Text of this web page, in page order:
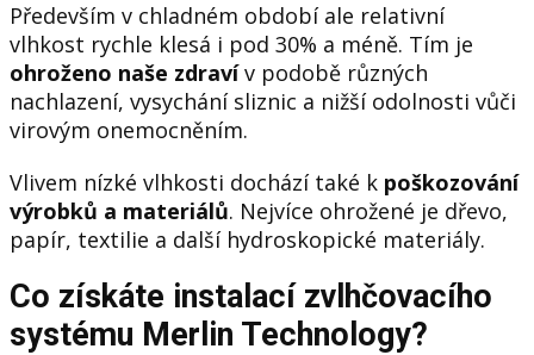
Především v chladném období ale relativní
vlhkost rychle klesá i pod 30% a méně. Tím je
ohroženo naše zdravív podobě různých
nachlazení, vysychání sliznic a nižší odolnosti vůči
virovým onemocněním.
Vlivem nízké vlhkosti dochází také k poškozování
výrobků a materiálů. Nejvíce ohrožené je dřevo,
papír, textilie a další hydroskopické materiály.
Co získáte instalací zvlhčovacího
systému Merlin Technology?